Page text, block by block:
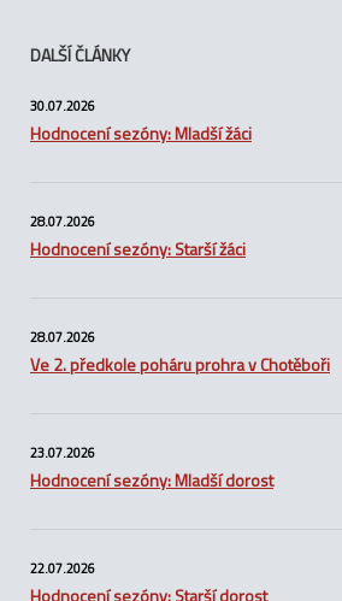
DALŠÍ ČLÁNKY
30.07.2026
Hodnocení sezóny: Mladší žáci
28.07.2026
Hodnocení sezóny: Starší žáci
28.07.2026
Ve 2. předkole poháru prohra v Chotěboři
23.07.2026
Hodnocení sezóny: Mladší dorost
22.07.2026
Hodnocení sezóny: Starší dorost